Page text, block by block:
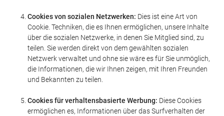
Cookies von sozialen Netzwerken: Dies ist eine Art von
Cookie. Techniken, die es Ihnen ermöglichen, unsere Inhalte
über die sozialen Netzwerke, in denen Sie Mitglied sind, zu
teilen. Sie werden direkt von dem gewählten sozialen
Netzwerk verwaltet und ohne sie wäre es für Sie unmöglich,
die Informationen, die wir Ihnen zeigen, mit Ihren Freunden
und Bekannten zu teilen.
Cookies für verhaltensbasierte Werbung: Diese Cookies
ermöglichen es, Informationen über das Surfverhalten der